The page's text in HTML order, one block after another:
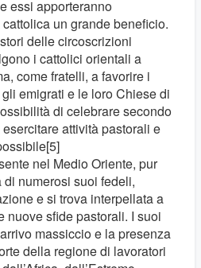
essi apporteranno
un grande beneficio.
delle circoscrizioni
i cattolici orientali a
come fratelli, a favorire i
emigrati e le loro Chiese di
di celebrare secondo
attività pastorali e
nel Medio Oriente, pur
di numerosi suoi fedeli,
e si trova interpellata a
nuove sfide pastorali. I suoi
massiccio e la presenza
della regione di lavoratori